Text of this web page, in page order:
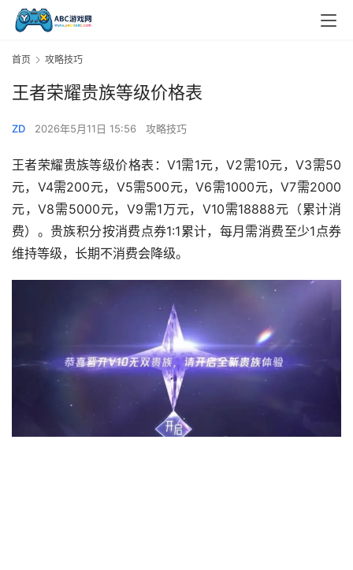
首页 攻略技巧
王者荣耀贵族等级价格表
ZD 2026年5月11日 15:56 攻略技巧
王者荣耀贵族等级价格表：V1需1元，V2需10元，V3需50
元，V4需200元，V5需500元，V6需1000元，V7需2000
元，V8需5000元，V9需1万元，V10需18888元（累计消
费）。贵族积分按消费点券1:1累计，每月需消费至少1点券
维持等级，长期不消费会降级。